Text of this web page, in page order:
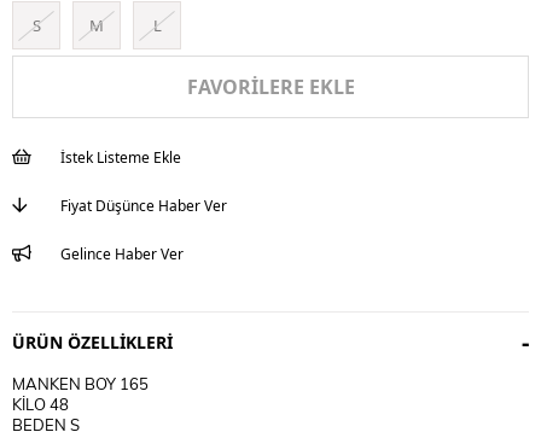
S M L
FAVORILERE EKLE
İstek Listeme Ekle
Fiyat Düşünce Haber Ver
Gelince Haber Ver
ÜRÜN ÖZELLIKLERI
MANKEN BOY 165
KİLO 48
BEDEN S